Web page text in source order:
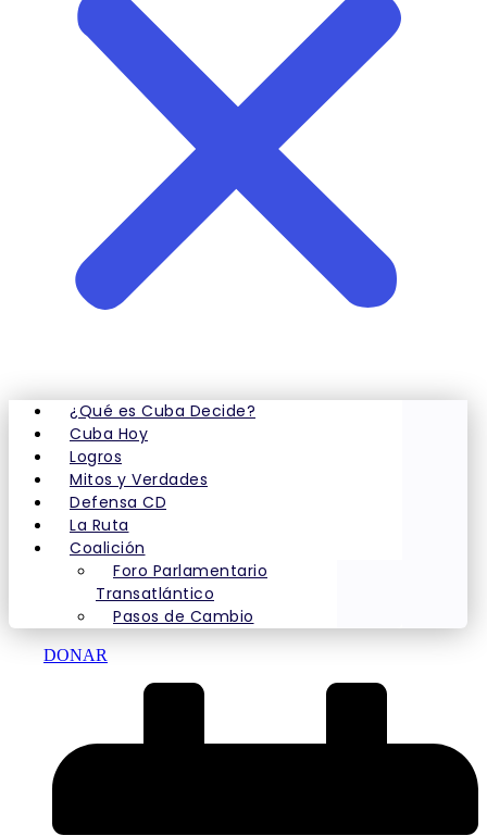
¿Qué es Cuba Decide?
Cuba Hoy
Logros
Mitos y Verdades
Defensa CD
La Ruta
Coalición
Foro Parlamentario
Transatlántico
Pasos de Cambio
DONAR